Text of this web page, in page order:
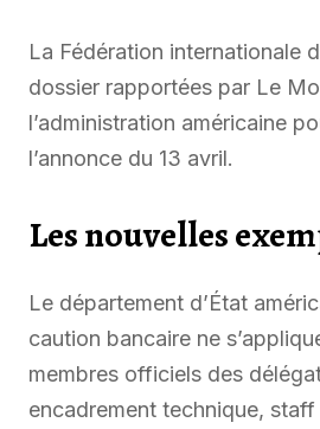
La Fédération internationale
dossier rapportées par Le
l’administration américaine
l’annonce du 13 avril.
Les nouvelles
Le département d’État
caution bancaire ne
membres officiels des
encadrement technique,